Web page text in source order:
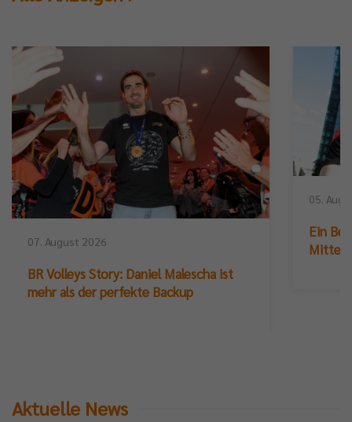
07. August 2026
BR Volleys Story: Daniel Malescha ist
mehr als der perfekte Backup
05.
Ein
Aktuelle News